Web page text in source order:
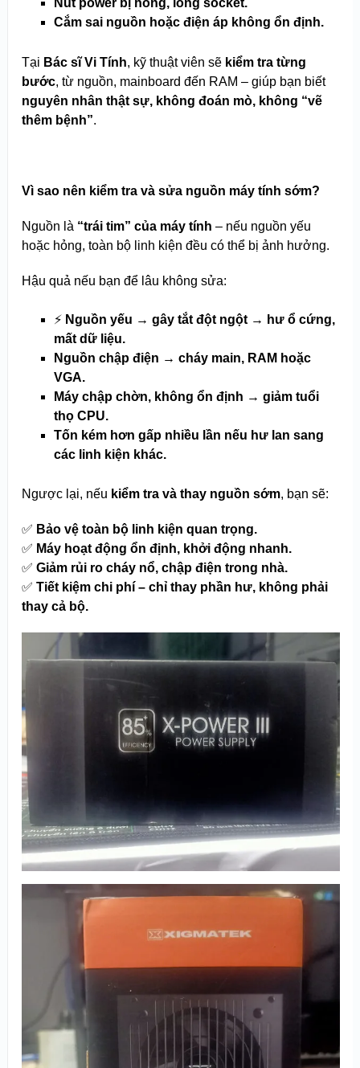
Nút power bị hỏng, lỏng socket.
Cắm sai nguồn hoặc điện áp không ổn định.
Tại Bác sĩ Vi Tính, kỹ thuật viên sẽ kiểm tra từng
bước, từ nguồn, mainboard đến RAM – giúp bạn biết
nguyên nhân thật sự, không đoán mò, không “vẽ
thêm bệnh”.
Vì sao nên kiểm tra và sửa nguồn máy tính sớm?
Nguồn là “trái tim” của máy tính – nếu nguồn yếu
hoặc hỏng, toàn bộ linh kiện đều có thể bị ảnh hưởng.
Hậu quả nếu bạn để lâu không sửa:
⚡ Nguồn yếu → gây tắt đột ngột → hư ổ cứng,
mất dữ liệu.
Nguồn chập điện → cháy main, RAM hoặc
VGA.
Máy chập chờn, không ổn định → giảm tuổi
thọ CPU.
Tốn kém hơn gấp nhiều lần nếu hư lan sang
các linh kiện khác.
Ngược lại, nếu kiểm tra và thay nguồn sớm, bạn sẽ:
✅ Bảo vệ toàn bộ linh kiện quan trọng.
✅ Máy hoạt động ổn định, khởi động nhanh.
✅ Giảm rủi ro cháy nổ, chập điện trong nhà.
✅ Tiết kiệm chi phí – chỉ thay phần hư, không phải
thay cả bộ.